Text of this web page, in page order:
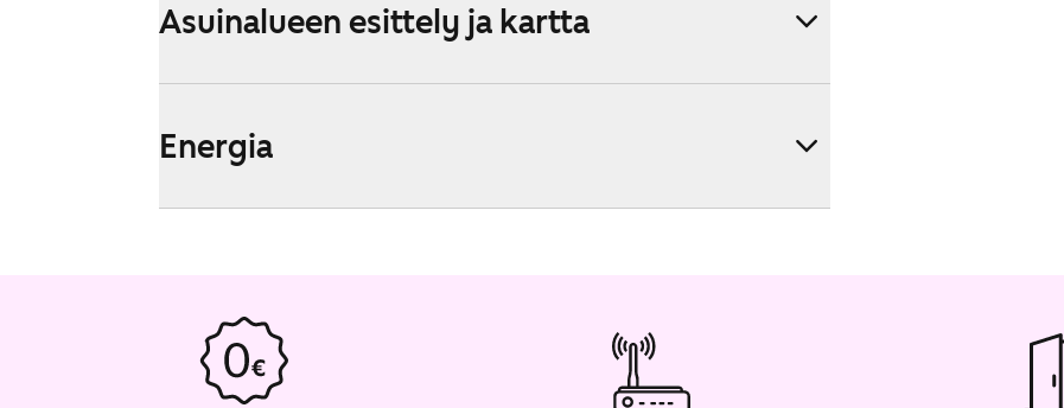
Asuinalueen esittely ja kartta
Energia